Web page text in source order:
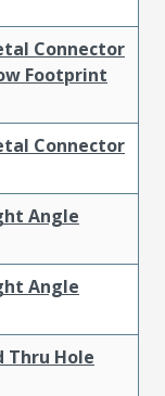
Connector
Footprint
Connector
Angle
Angle
Thru Hole